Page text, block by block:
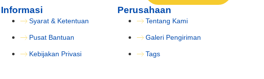
Informasi
Syarat & Ketentuan
Pusat Bantuan
Kebijakan Privasi
Perusahaan
Tentang Kami
Galeri Pengiriman
Tags